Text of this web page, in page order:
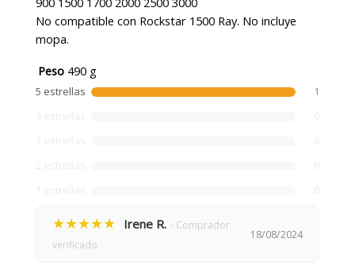
No compatible con Rockstar 1500 Ray. No incluye
mopa.
Peso 490 g
5 estrellas
1
★★★★★ Irene R. - Comprador
verificado
18/08/2024